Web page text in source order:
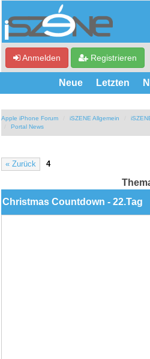
Anmelden Registrieren
Neue Letzten
Apple iPhone Forum iSZENE Allgemein
Portal News
« Zurück 4
Christmas Countdown - 22.Tag